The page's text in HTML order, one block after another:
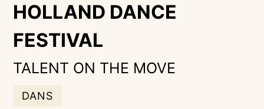
HOLLAND DANCE
FESTIVAL
TALENT ON THE MOVE
DANS